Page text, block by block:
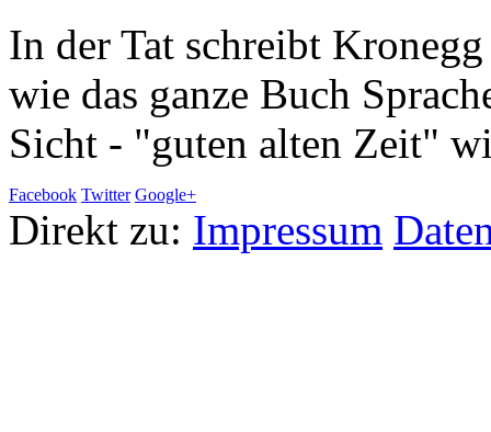
In der Tat schreibt
wie das ganze Buch
Sicht - "guten alten Zeit"
Facebook Twitter Google+
Direkt zu: Impressum